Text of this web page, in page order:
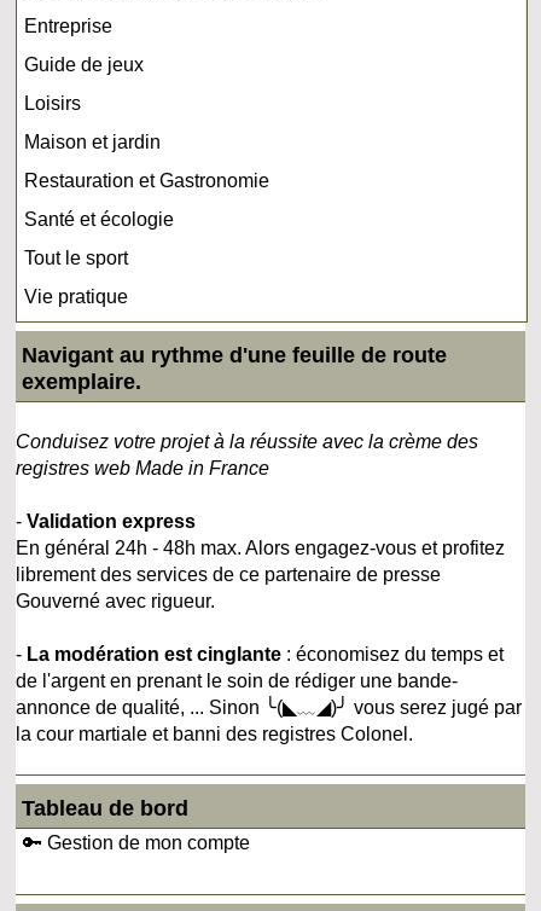
Entreprise
Guide de jeux
Loisirs
Maison et jardin
Restauration et Gastronomie
Santé et écologie
Tout le sport
Vie pratique
Navigant au rythme d'une feuille de route
exemplaire.
Conduisez votre projet à la réussite avec la crème des
registres web Made in France
-Validation express
En général 24h - 48h max. Alors engagez-vous et profitez
librement des services de ce partenaire de presse
Gouverné avec rigueur.
- La modération est cinglante : économisez du temps et
de l'argent en prenant le soin de rédiger une bande-
annonce de qualité, ... Sinon ╰(◣﹏◢)╯ vous serez jugé par
la cour martiale et banni des registres Colonel.
Tableau de bord
🔑 Gestion de mon compte